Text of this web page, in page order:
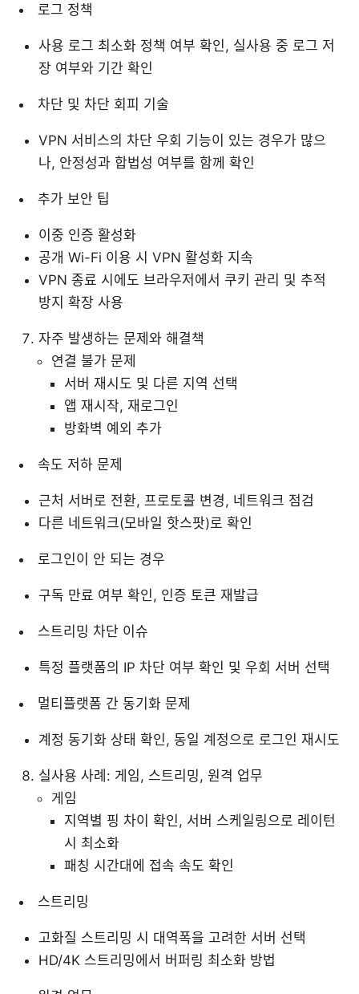
로그 정책
사용 로그 최소화 정책 여부 확인, 실사용 중 로그 저
장 여부와 기간 확인
차단 및 차단 회피 기술
VPN 서비스의 차단 우회 기능이 있는 경우가 많으
나, 안정성과 합법성 여부를 함께 확인
추가 보안 팁
이중 인증 활성화
공개 Wi-Fi 이용 시 VPN 활성화 지속
VPN 종료 시에도 브라우저에서 쿠키 관리 및 추적
방지 확장 사용
자주 발생하는 문제와 해결책
연결 불가 문제
서버 재시도 및 다른 지역 선택
앱 재시작, 재로그인
방화벽 예외 추가
속도 저하 문제
근처 서버로 전환, 프로토콜 변경, 네트워크 점검
다른 네트워크(모바일 핫스팟)로 확인
로그인이 안 되는 경우
구독 만료 여부 확인, 인증 토큰 재발급
스트리밍 차단 이슈
특정 플랫폼의 IP 차단 여부 확인 및 우회 서버 선택
멀티플랫폼 간 동기화 문제
계정 동기화 상태 확인, 동일 계정으로 로그인 재시도
실사용 사례: 게임, 스트리밍, 원격 업무
게임
지역별 핑 차이 확인, 서버 스케일링으로 레이턴
시 최소화
패칭 시간대에 접속 속도 확인
스트리밍
고화질 스트리밍 시 대역폭을 고려한 서버 선택
HD/4K 스트리밍에서 버퍼링 최소화 방법